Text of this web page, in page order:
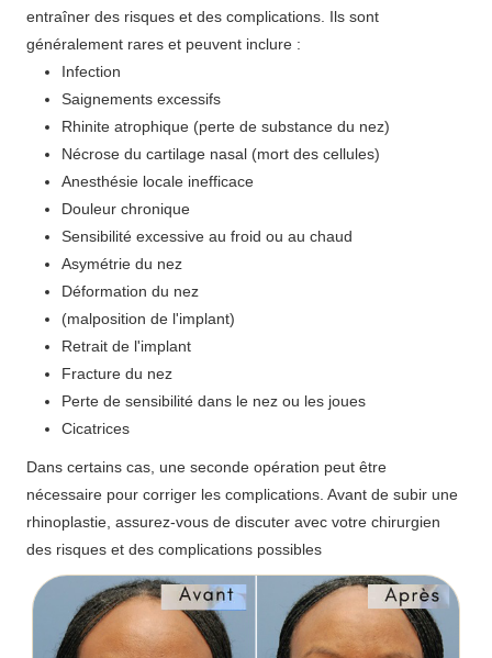
entraîner des risques et des complications. Ils sont
généralement rares et peuvent inclure :
Infection
Saignements excessifs
Rhinite atrophique (perte de substance du nez)
Nécrose du cartilage nasal (mort des cellules)
Anesthésie locale inefficace
Douleur chronique
Sensibilité excessive au froid ou au chaud
Asymétrie du nez
Déformation du nez
(malposition de l'implant)
Retrait de l'implant
Fracture du nez
Perte de sensibilité dans le nez ou les joues
Cicatrices
Dans certains cas, une seconde opération peut être
nécessaire pour corriger les complications. Avant de subir une
rhinoplastie, assurez-vous de discuter avec votre chirurgien
des risques et des complications possibles